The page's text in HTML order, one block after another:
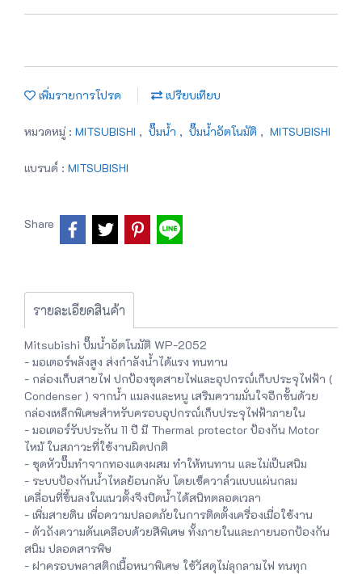
เพิ่มรายการโปรด เปรียบเทียบ
หมวดหมู่ : MITSUBISHI , ปั๊มน้ำ , ปั๊มน้ำอัตโนมัติ , MITSUBISHI
แบรนด์ : MITSUBISHI
Share
รายละเอียดสินค้า
Mitsubishi ปั๊มน้ำอัตโนมัติ WP-2052
- มอเตอร์พลังสูง ส่งกำลังน้ำได้แรง ทนทาน
- กล่องเก็บสายไฟ ปกป้องชุดสายไฟและอุปกรณ์เก็บประจุไฟฟ้า (
Condenser ) จากน้ำ แมลงและหนู เสริมความมั่นใจอีกชั้นด้วย
กล่องเหล็กพิเศษสำหรับครอบอุปกรณ์เก็บประจุไฟฟ้าภายใน
- มอเตอร์รับประกัน 11 ปี มี Thermal protector ป้องกัน Motor
ไหม้ ในสภาวะที่ใช้งานผิดปกติ
- ชุดหัวปั๊มทำจากทองแดงผสม ทำให้ทนทาน และไม่เป็นสนิม
- ระบบป้องกันน้ำไหลย้อนกลับ โดยเช็ควาล์วแบบแผ่นกลม
เคลื่อนที่ขึ้นลงในแนวตั้งจึงปิดน้ำได้สนิทตลอดเวลา
- เพิ่มสายดิน เพื่อความปลอดภัยในการติดตั้งเครื่องเมื่อใช้งาน
- ตัวถังความดันเคลือบด้วยสีพิเศษ ทั้งภายในและภายนอกป้องกัน
สนิม ปลอดสารพิษ
- ฝาครอบพลาสติกเนื้อหนาพิเศษ ใช้วัสดุไม่ลุกลามไฟ ทนทุก